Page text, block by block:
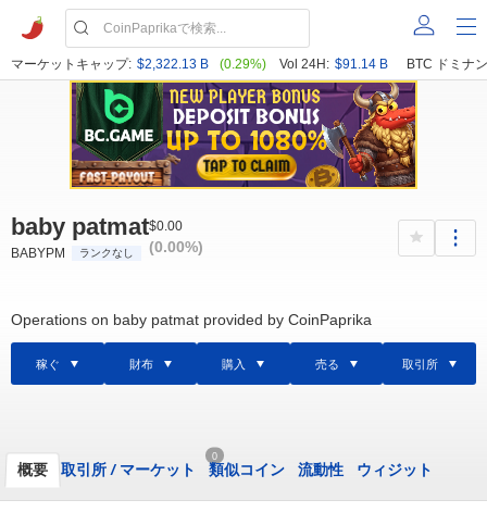
マーケットキャップ: $2,322.13 B (0.29%) Vol 24H: $91.14 B BTC ドミナ
baby patmat
BABYPM ランクなし
$0.00
(0.00%)
Operations on baby patmat provided by CoinPaprika
稼ぐ 財布 購入 売る 取引所
概要 取引所 /マーケット
0
類似コイン 流動性 ウィジット